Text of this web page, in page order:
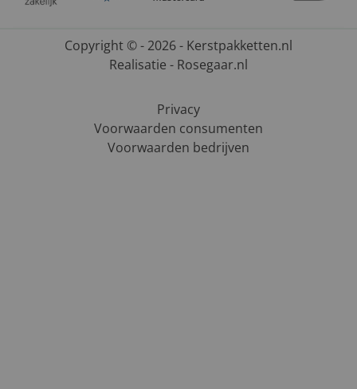
Copyright © - 2026 - Kerstpakketten.nl
Realisatie - Rosegaar.nl
Privacy
Voorwaarden consumenten
Voorwaarden bedrijven